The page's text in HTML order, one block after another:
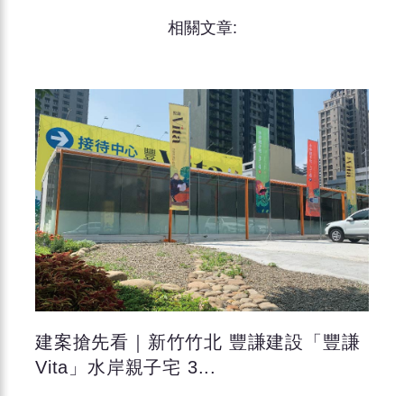
相關文章:
建案搶先看｜新竹竹北 豐謙建設「豐謙
Vita」水岸親子宅 3...